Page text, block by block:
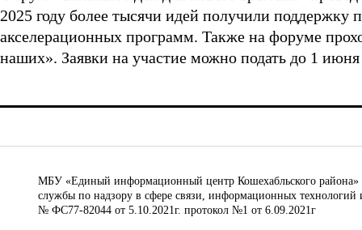
2025 году более тысячи идей получили поддержку
акселерационных программ. Также на форуме
наших». Заявки на участие можно подать до 1
МБУ «Единый информационный центр Кошехабльского района»
службы по надзору в сфере связи, информационных
№ ФС77-82044 от 5.10.2021г. протокол №1 от 6.09.2021г